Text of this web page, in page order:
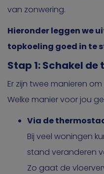
van zonwering.
Hieronder leggen we
topkoeling goed in te
Stap 1: Schakel
Er zijn twee manieren
Welke manier voor jou
Via de
Bij veel woningen
stand veranderen
Zo gaat de